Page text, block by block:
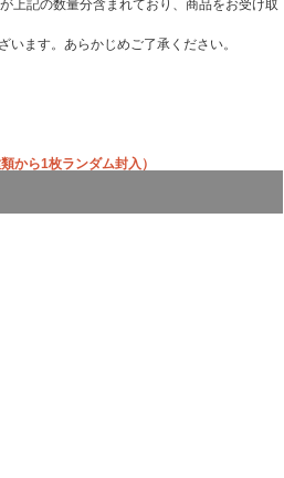
上記の数量分含まれており、商品をお受け取
ます。あらかじめご了承ください。
から1枚ランダム封入）
ランダム封入）